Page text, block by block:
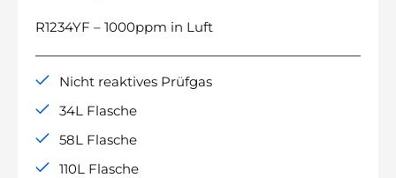
R1234YF – 1000ppm in Luft
Nicht reaktives Prüfgas
34L Flasche
58L Flasche
110L Flasche